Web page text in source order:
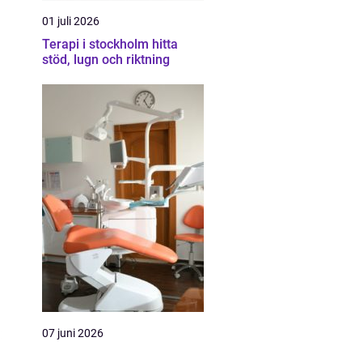
01 juli 2026
Terapi i stockholm hitta
stöd, lugn och riktning
07 juni 2026